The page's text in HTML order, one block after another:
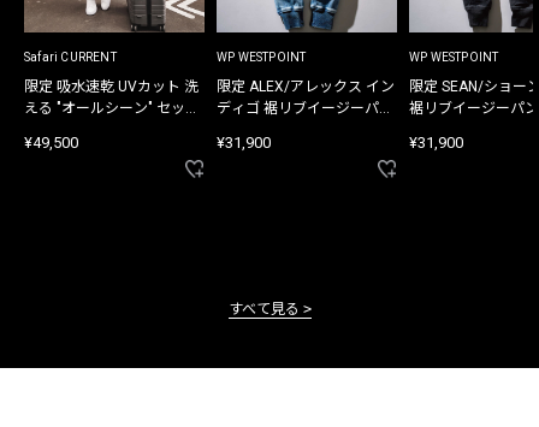
Safari CURRENT
限定 吸水速乾 UVカット 洗
える "オールシーン" セット
¥49,500
WP WESTPOINT
限定 ALEX/アレックス イン
ディゴ 裾リブイージーパン
¥31,900
WP WESTPOINT
限定 SEAN/ショー
裾リブイージーパ
¥31,900
すべて見る